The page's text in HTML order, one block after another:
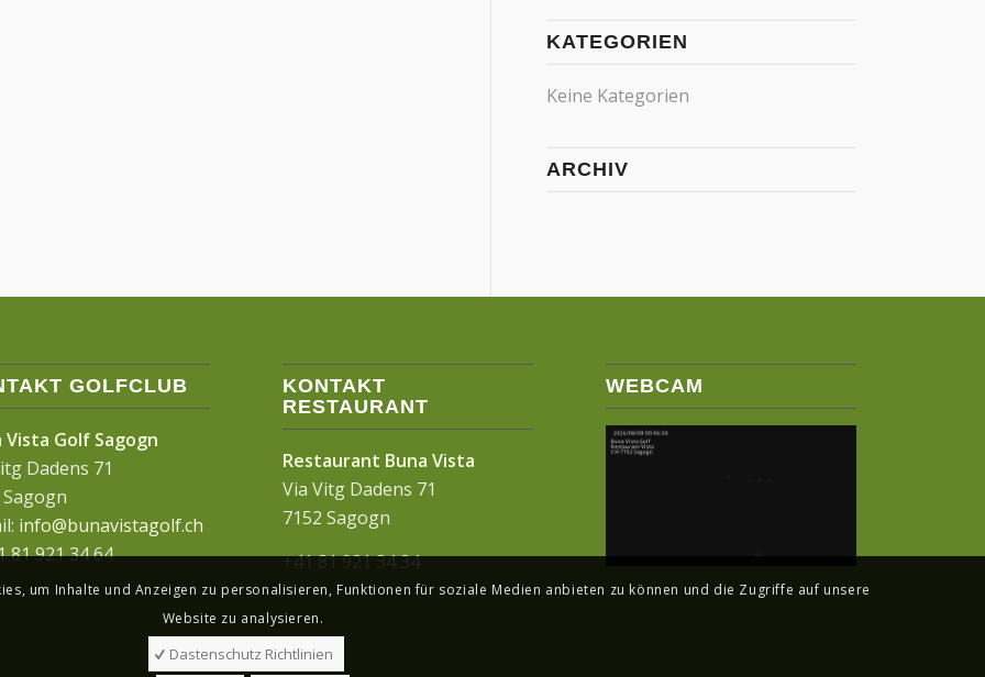
KATEGORIEN
Keine Kategorien
ARCHIV
GOLFCLUB
Vista Golf Sagogn
Dadens 71
info@bunavistagolf.ch
81 921 34 64
KONTAKT
RESTAURANT
Restaurant Buna Vista
Via Vitg Dadens 71
7152 Sagogn
+41 81 921 34 34
WEBCAM
um Inhalte und Anzeigen zu personalisieren, Funktionen für soziale Medien anbieten zu können und die Zugriffe auf unsere
Website zu analysieren.
Dastenschutz Richtlinien